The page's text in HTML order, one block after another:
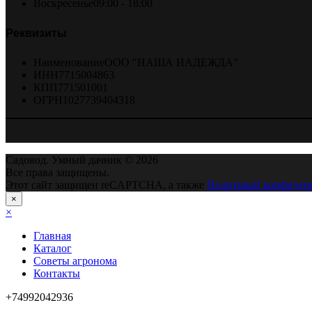
Садовод. Умный дачник © 2026
Все права защищены.
Этот сайт защищен reCAPTCHA, а также Политикой
×
×
Главная
Каталог
Советы агронома
Контакты
+74992042936